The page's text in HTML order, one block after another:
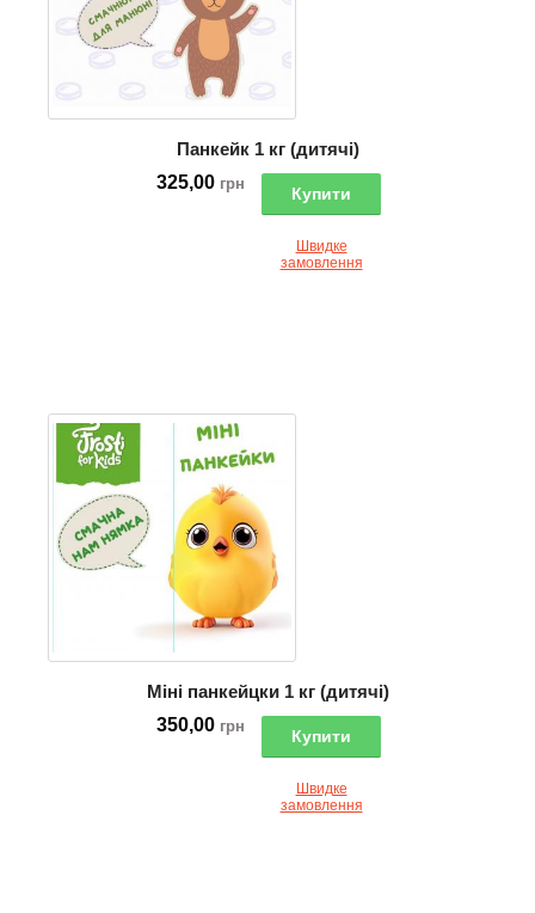
Панкейк 1 кг (дитячі)
325,00 грн
Купити
Швидке
замовлення
Міні панкейцки 1 кг (дитячі)
350,00 грн
Купити
Швидке
замовлення